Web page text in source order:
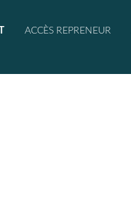
ACCÈS REPRENEUR